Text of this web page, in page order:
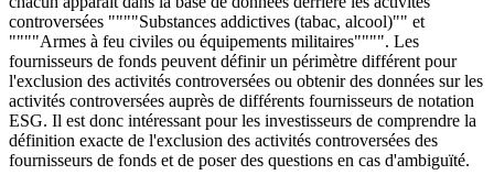
controversées """"Substances addictives (tabac, alcool)"" et
""""Armes à feu civiles ou équipements militaires"""". Les
fournisseurs de fonds peuvent définir un périmètre différent pour
l'exclusion des activités controversées ou obtenir des données sur les
activités controversées auprès de différents fournisseurs de notation
ESG. Il est donc intéressant pour les investisseurs de comprendre la
définition exacte de l'exclusion des activités controversées des
fournisseurs de fonds et de poser des questions en cas d'ambiguïté.